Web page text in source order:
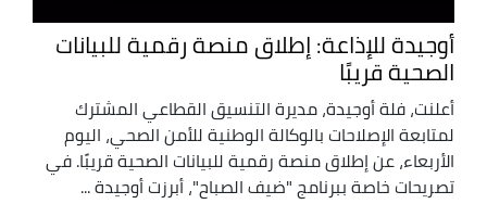
أوجيدة للإذاعة: إطلاق منصة رقمية للبيانات
الصحية قريبًا
أعلنت، فلة أوجيدة، مديرة التنسيق القطاعي المشترك
لمتابعة الإصلاحات بالوكالة الوطنية للأمن الصحي، اليوم
الأربعاء، عن إطلاق منصة رقمية للبيانات الصحية قريبًا. في
تصريحات خاصة ببرنامج "ضيف الصباح"، أبرزت أوجيدة ...